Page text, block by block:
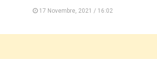
17 Novembre, 2021 / 16:02